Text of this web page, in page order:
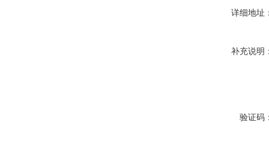
详细地址
补充说明
验证码